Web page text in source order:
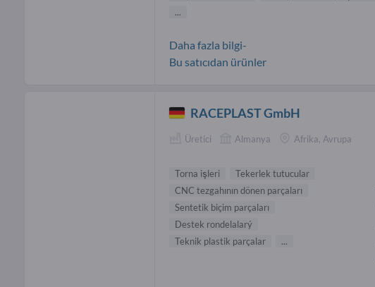
...
Daha fazla bilgi-
Bu satıcıdan ürünler
RACEPLAST GmbH
Üretici Almanya Afrika, Avrupa
Torna işleri
Tekerlek tutucular
CNC tezgahının dönen parçaları
Sentetik biçim parçaları
Destek rondelalarý
Teknik plastik parçalar
...